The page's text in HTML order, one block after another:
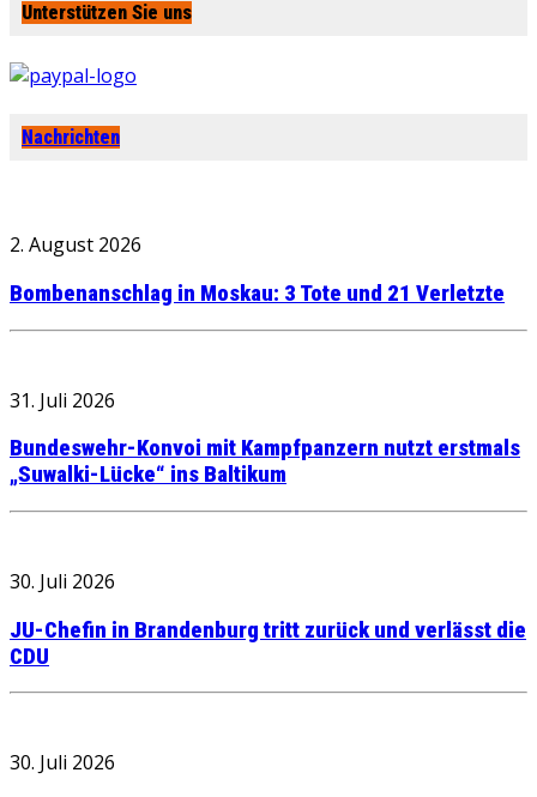
Unterstützen Sie uns
Nachrichten
2. August 2026
Bombenanschlag in Moskau: 3 Tote und 21 Verletzte
31. Juli 2026
Bundeswehr-Konvoi mit Kampfpanzern nutzt erstmals
„Suwalki-Lücke“ ins Baltikum
30. Juli 2026
JU-Chefin in Brandenburg tritt zurück und verlässt die
CDU
30. Juli 2026